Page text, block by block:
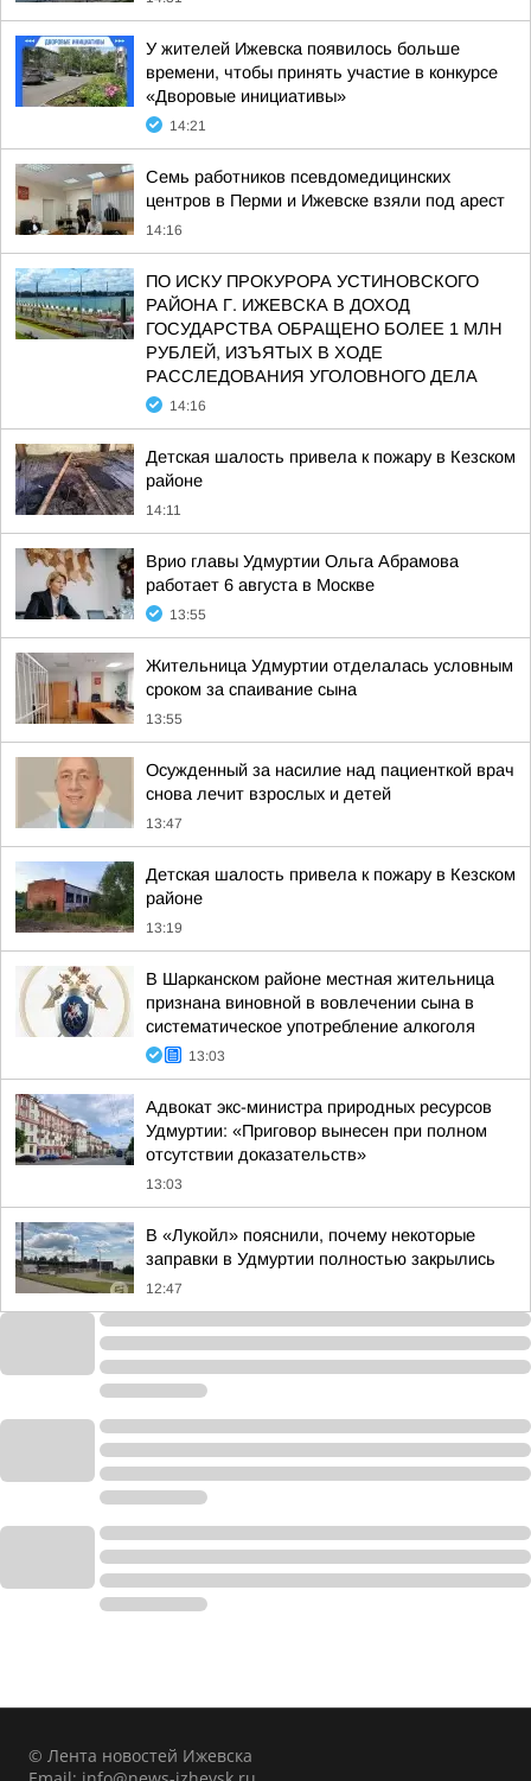
У жителей Ижевска появилось больше
времени, чтобы принять участие в конкурсе
«Дворовые инициативы»
14:21
Семь работников псевдомедицинских
центров в Перми и Ижевске взяли под арест
14:16
ПО ИСКУ ПРОКУРОРА УСТИНОВСКОГО
РАЙОНА Г. ИЖЕВСКА В ДОХОД
ГОСУДАРСТВА ОБРАЩЕНО БОЛЕЕ 1 МЛН
РУБЛЕЙ, ИЗЪЯТЫХ В ХОДЕ
РАССЛЕДОВАНИЯ УГОЛОВНОГО ДЕЛА
14:16
Детская шалость привела к пожару в Кезском
районе
14:11
Врио главы Удмуртии Ольга Абрамова
работает 6 августа в Москве
13:55
Жительница Удмуртии отделалась условным
сроком за спаивание сына
13:55
Осужденный за насилие над пациенткой врач
снова лечит взрослых и детей
13:47
Детская шалость привела к пожару в Кезском
районе
13:19
В Шарканском районе местная жительница
признана виновной в вовлечении сына в
систематическое употребление алкоголя
13:03
Адвокат экс-министра природных ресурсов
Удмуртии: «Приговор вынесен при полном
отсутствии доказательств»
13:03
В «Лукойл» пояснили, почему некоторые
заправки в Удмуртии полностью закрылись
12:47
© Лента новостей Ижевска